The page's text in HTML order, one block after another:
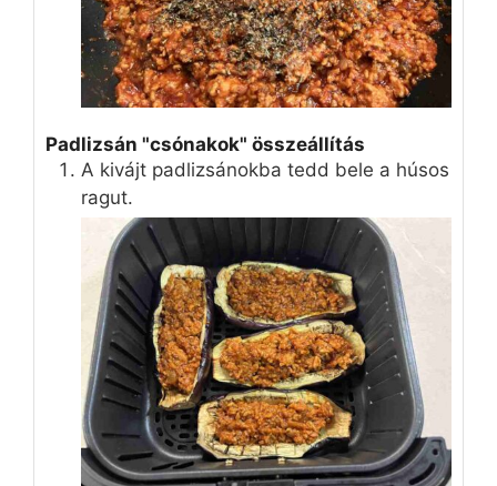
Padlizsán "csónakok" összeállítás
A kivájt padlizsánokba tedd bele a húsos
ragut.